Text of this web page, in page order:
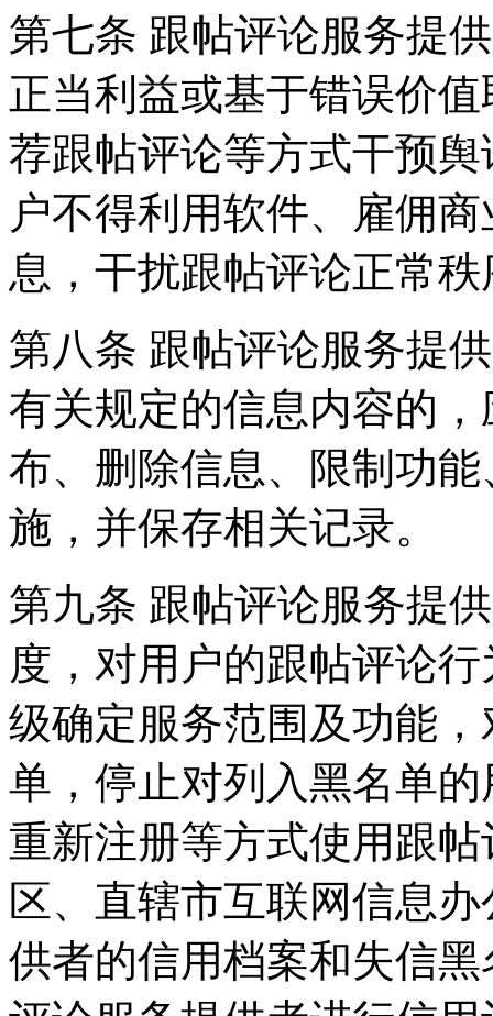
第七条 跟帖评论服务提
正当利益或基于错误价
荐跟帖评论等方式干预
户不得利用软件、雇佣
息，干扰跟帖评论正常
第八条 跟帖评论服务提
有关规定的信息内容的
布、删除信息、限制功
施，并保存相关记录。
第九条 跟帖评论服务提
度，对用户的跟帖评论
级确定服务范围及功能
单，停止对列入黑名单
重新注册等方式使用跟
区、直辖市互联网信息
供者的信用档案和失信